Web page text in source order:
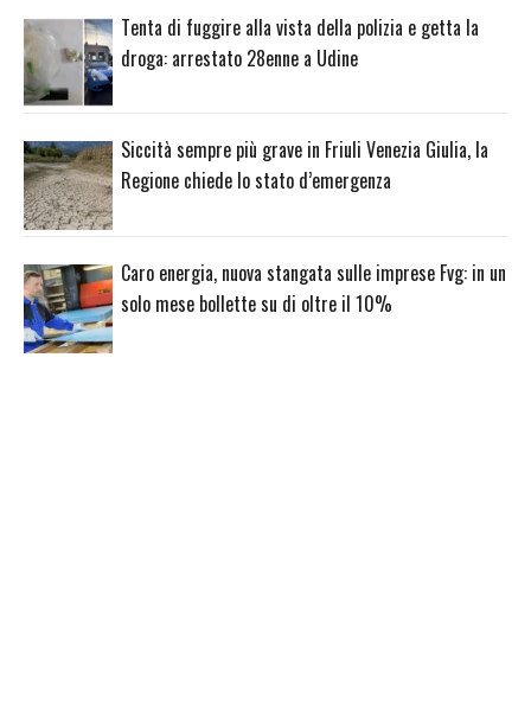
Tenta di fuggire alla vista della polizia e getta la
droga: arrestato 28enne a Udine
Siccità sempre più grave in Friuli Venezia Giulia, la
Regione chiede lo stato d’emergenza
Caro energia, nuova stangata sulle imprese Fvg: in un
solo mese bollette su di oltre il 10%